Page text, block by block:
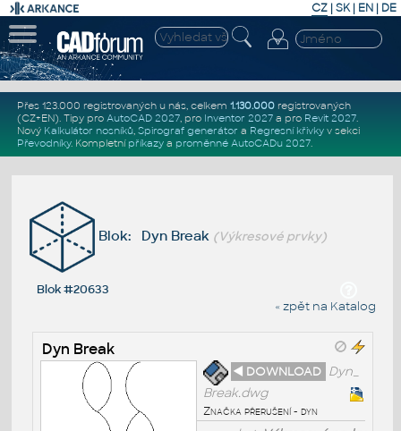
CZ | SK| EN | DE
Přes 123.000 registrovaných u nás, celkem 1.130.000registrovaných
(CZ+EN). Tipy pro AutoCAD 2027, pro Inventor 2027a pro Revit 2027.
Nový Kalkulátor nosníků, Spirograf generátor a Regresní křivkyv sekci
Převodníky. Kompletní příkazya proměnné AutoCADu 2027.
Blok: Dyn Break (Výkresové prvky)
Blok #20633
« zpět na Katalog
Dyn Break
◄ DOWNLOAD Dyn_
Break.dwg
Značka přerušení - dyn